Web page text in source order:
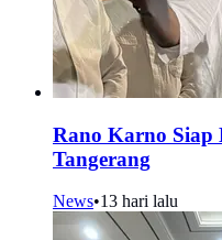
Rano Karno
Tangerang
News•13 hari lalu